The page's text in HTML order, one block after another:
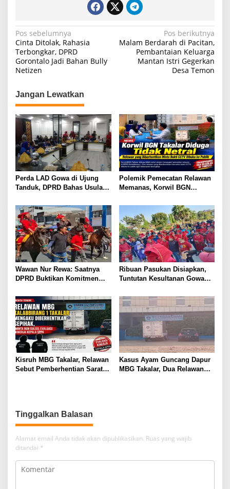
N
a
v
g
a
s
i
p
o
s
Pos sebelumnya
Cinta Ditolak, Rahasia
Terbongkar, DPRD
Gorontalo Jadi Bahan Bully
Netizen
Pos berikutnya
Malam Berdarah di Pacitan,
Pembantaian Keluarga
Mantan Istri Gegerkan
Desa Temon
Jangan Lewatkan
Perda LAD Gowa di Ujung
Tanduk, DPRD Bahas Usulan
Polemik Pemecatan Relawan
Memanas, Korwil BGN
Rekaman CCTV
Wawan Nur Rewa: Saatnya
DPRD Buktikan Komitmen
Ribuan Pasukan Disiapkan,
Tuntutan Kesultanan Gowa
Kisruh MBG Takalar, Relawan
Sebut Pemberhentian Sarat
Kasus Ayam Guncang Dapur
MBG Takalar, Dua Relawan
Tinggalkan Balasan
Alamat email Anda tidak akan dipublikasikan. Ruas yang wajib
ditandai *